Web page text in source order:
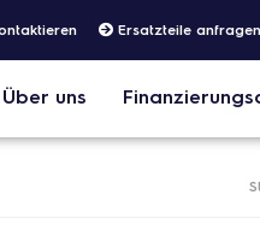
Ersatzteile anfragen
Lieferland
Über uns